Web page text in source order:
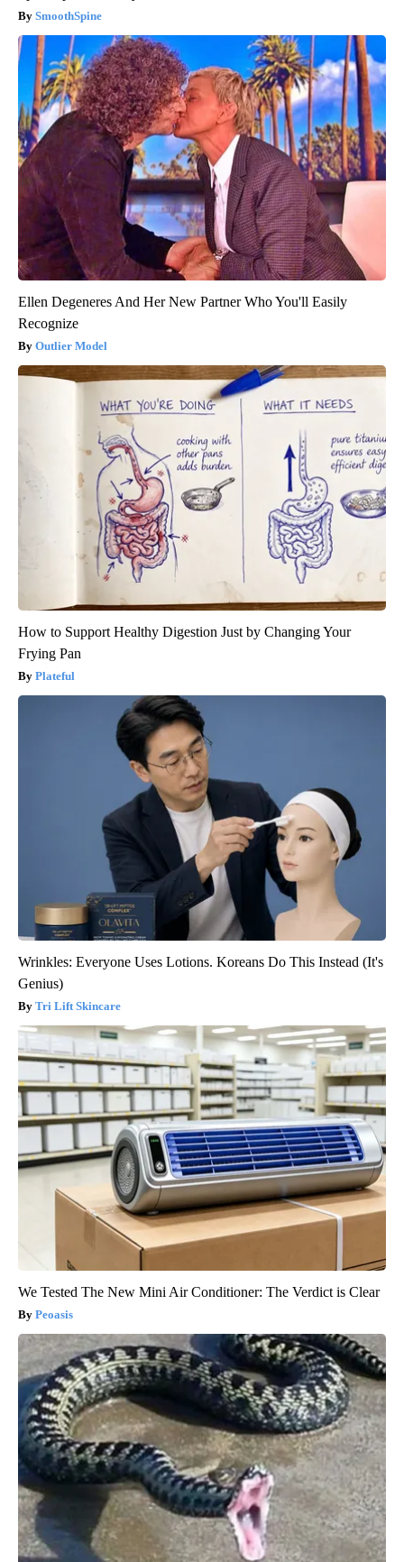
SmoothSpine
Ellen Degeneres And Her New Partner Who You'll Easily
Recognize
Outlier Model
How to Support Healthy Digestion Just by Changing Your
Frying Pan
Plateful
Wrinkles: Everyone Uses Lotions. Koreans Do This Instead (It's
Genius)
Tri Lift Skincare
We Tested The New Mini Air Conditioner: The Verdict is Clear
Peoasis